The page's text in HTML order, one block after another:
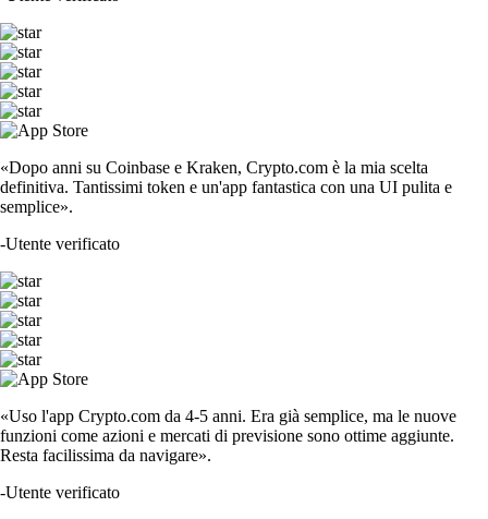
«Dopo anni su Coinbase e Kraken, Crypto.com è la mia scelta
definitiva. Tantissimi token e un'app fantastica con una UI pulita e
semplice».
-Utente verificato
«Uso l'app Crypto.com da 4-5 anni. Era già semplice, ma le nuove
funzioni come azioni e mercati di previsione sono ottime aggiunte.
Resta facilissima da navigare».
-Utente verificato